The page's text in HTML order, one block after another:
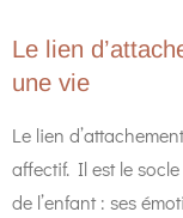
Le lien
une vie
Le lien
affectif. Il est le
de l’enfant : ses